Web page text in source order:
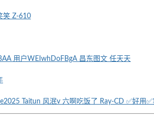
笑 Z-610
用户WEIwhDoFBgA 昌东图文 任天天
Taitun 风泯v 六啊吃饭了 Ray-CD ✅好用